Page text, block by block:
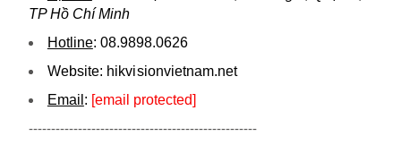
TP Hồ Chí Minh
Hotline: 08.9898.0626
Website: hikvi sionvietnam.net
Email : [email protected]
---------------------------------------------------